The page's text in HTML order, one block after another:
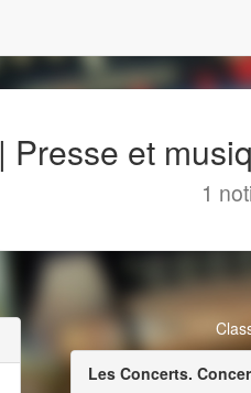
Presse et
1
Les Concerts.